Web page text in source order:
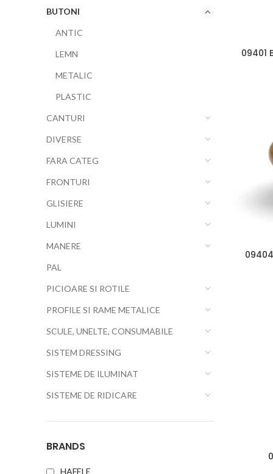
BUTONI
ANTIC
LEMN
METALIC
PLASTIC
CANTURI
DIVERSE
FARA CATEG
FRONTURI
GLISIERE
LUMINI
MANERE
PAL
PICIOARE SI ROTILE
PROFILE SI RAME METALICE
SCULE, UNELTE, CONSUMABILE
SISTEM DRESSING
SISTEME DE ILUMINAT
SISTEME DE RIDICARE
BRANDS
HAFELE
09401
09404